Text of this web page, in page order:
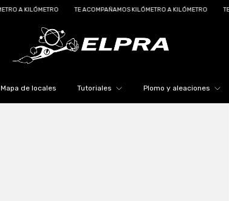
TE ACOMPAÑAMOS KILÓMETRO A KILÓMETRO TE ACOMPAÑAMOS
Mapa de locales Tutoriales Plomo y aleaciones